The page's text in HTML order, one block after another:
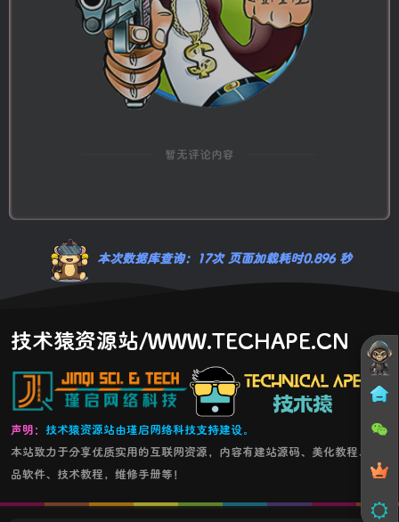
暂无评论内容
本次数据库查询：17次 页面加载耗时0.896 秒
技术猿资源站/WWW.TECHAPE.CN
声明： 技术猿资源站由瑾启网络科技支持建设。
本站致力于分享优质实用的互联网资源，内容有建站源码、美化教程、精
品软件、技术教程，维修手册等！